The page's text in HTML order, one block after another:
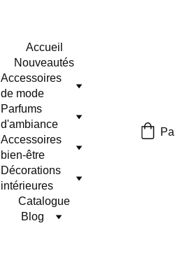
Accueil
Nouveautés
Accessoires
de mode
Parfums
d'ambiance
Accessoires
bien-être
Décorations
intérieures
Catalogue
Blog